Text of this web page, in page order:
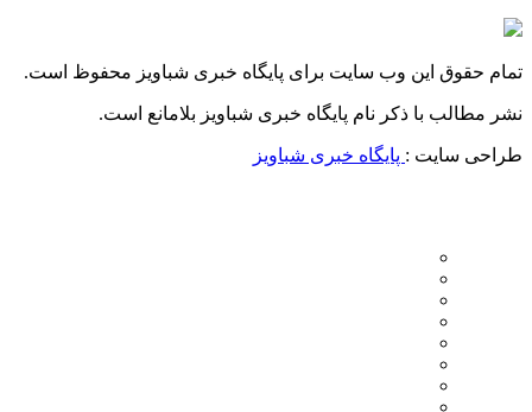
تمام حقوق این وب سایت برای پایگاه خبری شباویز محفوظ است.
نشر مطالب با ذکر نام پایگاه خبری شباویز بلامانع است.
طراحی سایت : پایگاه خبری شباویز